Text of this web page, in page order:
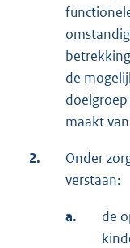
de
maakt
2.
Onder
verstaan:
a.
de